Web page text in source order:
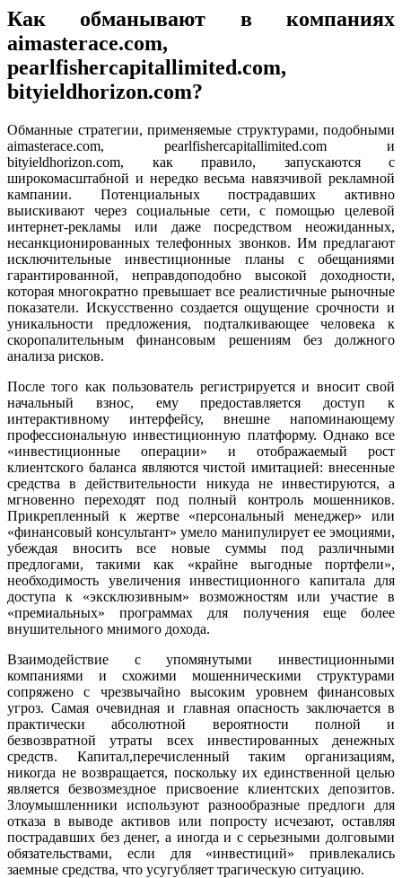
Как обманывают в компаниях
aimasterace.com,
pearlfishercapitallimited.com,
bityieldhorizon.com?
Обманные стратегии, применяемые структурами, подобными
aimasterace.com, pearlfishercapitallimited.com и
bityieldhorizon.com, как правило, запускаются с
широкомасштабной и нередко весьма навязчивой рекламной
кампании. Потенциальных пострадавших активно
выискивают через социальные сети, с помощью целевой
интернет-рекламы или даже посредством неожиданных,
несанкционированных телефонных звонков. Им предлагают
исключительные инвестиционные планы с обещаниями
гарантированной, неправдоподобно высокой доходности,
которая многократно превышает все реалистичные рыночные
показатели. Искусственно создается ощущение срочности и
уникальности предложения, подталкивающее человека к
скоропалительным финансовым решениям без должного
анализа рисков.
После того как пользователь регистрируется и вносит свой
начальный взнос, ему предоставляется доступ к
интерактивному интерфейсу, внешне напоминающему
профессиональную инвестиционную платформу. Однако все
«инвестиционные операции» и отображаемый рост
клиентского баланса являются чистой имитацией: внесенные
средства в действительности никуда не инвестируются, а
мгновенно переходят под полный контроль мошенников.
Прикрепленный к жертве «персональный менеджер» или
«финансовый консультант» умело манипулирует ее эмоциями,
убеждая вносить все новые суммы под различными
предлогами, такими как «крайне выгодные портфели»,
необходимость увеличения инвестиционного капитала для
доступа к «эксклюзивным» возможностям или участие в
«премиальных» программах для получения еще более
внушительного мнимого дохода.
Взаимодействие с упомянутыми инвестиционными
компаниями и схожими мошенническими структурами
сопряжено с чрезвычайно высоким уровнем финансовых
угроз. Самая очевидная и главная опасность заключается в
практически абсолютной вероятности полной и
безвозвратной утраты всех инвестированных денежных
средств. Капитал,перечисленный таким организациям,
никогда не возвращается, поскольку их единственной целью
является безвозмездное присвоение клиентских депозитов.
Злоумышленники используют разнообразные предлоги для
отказа в выводе активов или попросту исчезают, оставляя
пострадавших без денег, а иногда и с серьезными долговыми
обязательствами, если для «инвестиций» привлекались
заемные средства, что усугубляет трагическую ситуацию.